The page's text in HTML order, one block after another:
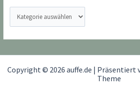
a
t
Copyright © 2026 auffe.de | Präsentiert
Theme